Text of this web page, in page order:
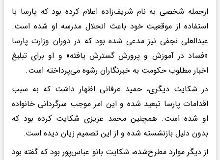
ازجمله شخصی به نام شریف‌زاده اعلام کرده بود که پارسا با
استفاده از موقعیت خود باعث انحلال مدرسه او شده است.
عبدالعلی نجفی نیز مدعی شده بود که در دوران وزارت پارسا
«فساد در آموزش و پرورش گسترش یافته» و او برای تبلیغ
اخبار مطلوب حکومت به خبرنگاران رشوه می‌پرداخته است.
در شکایت دیگری، حمید عرفانی اظهار داشت که به سبب
اقدامات پارسا تبعید شده و این امر موجب سرگردانی خانواده
او شده است. همچنین محمد عزیزی شکایت کرده بود که
بدون دلیل بازنشسته شده و از این تصمیم زیان دیده است.
از دیگر موارد مطرح‌شده، شکایت بانو عباس‌پور بود که گفته بود